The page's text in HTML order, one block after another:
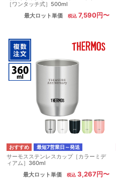
［ワンタッチ式］500ml
最大ロット単価
7,590円〜
最短7営業日～発送
サーモスステンレスカップ［カラーミデ
ィアム］360ml
最大ロット単価
3,267円〜